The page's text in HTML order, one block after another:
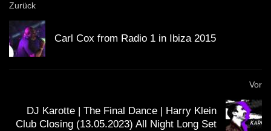
Zurück
Carl Cox from Radio 1 in Ibiza 2015
Vor
DJ Karotte | The Final Dance | Harry Klein
Club Closing (13.05.2023) All Night Long Set